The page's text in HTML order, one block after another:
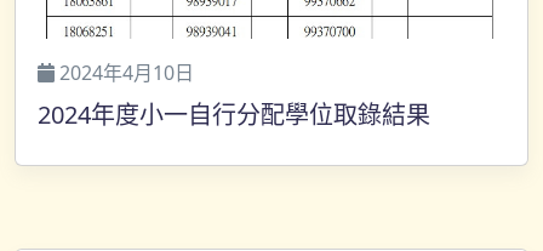
2024年4月10日
2024年度小一自行分配學位取錄結果